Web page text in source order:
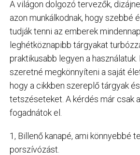
A világon dolgozó tervezők,
azon munkálkodnak, hogy szebbé
tudják tenni az emberek
leghétköznapibb tárgyakat
praktikusabb legyen a
szeretné megkönnyíteni a saját
hogy a cikkben szereplő tárgyak
tetszéseteket. A kérdés már csak
fogadnátok el.
1, Billenő kanapé, ami könnyebbé
porszívózást.